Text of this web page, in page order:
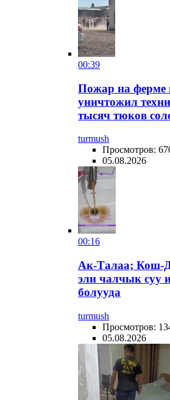
00:39
Пожар на ферме
уничтожил
тысяч тюков
turmush
Просмотров:
05.08.2026
00:16
Ак-Талаа; Кош-
эли чалчык суу
болууда
turmush
Просмотров:
05.08.2026